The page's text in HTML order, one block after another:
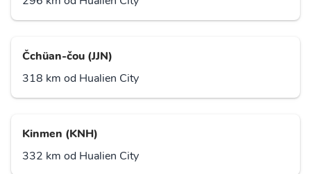
Čchüan-čou (JJN)
318 km od Hualien City
Kinmen (KNH)
332 km od Hualien City